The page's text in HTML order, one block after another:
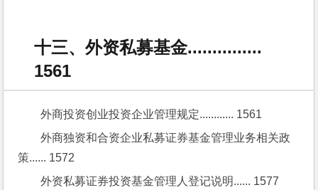
十三、外资私募基金...............
1561
外商投资创业投资企业管理规定............ 1561
外商独资和合资企业私募证券基金管理业务相关政
策...... 1572
外资私募证券投资基金管理人登记说明...... 1577